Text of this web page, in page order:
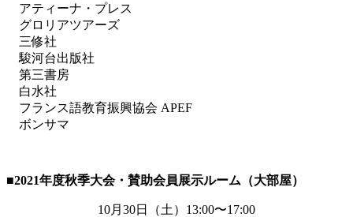
アティーナ・プレス
グロリアツアーズ
三修社
駿河台出版社
第三書房
白水社
フランス語教育振興協会 APEF
ボンサマ
■2021年度秋季大会・賛助会員展示ルーム（大部屋）
10月 30日（土） 13:00〜17:00